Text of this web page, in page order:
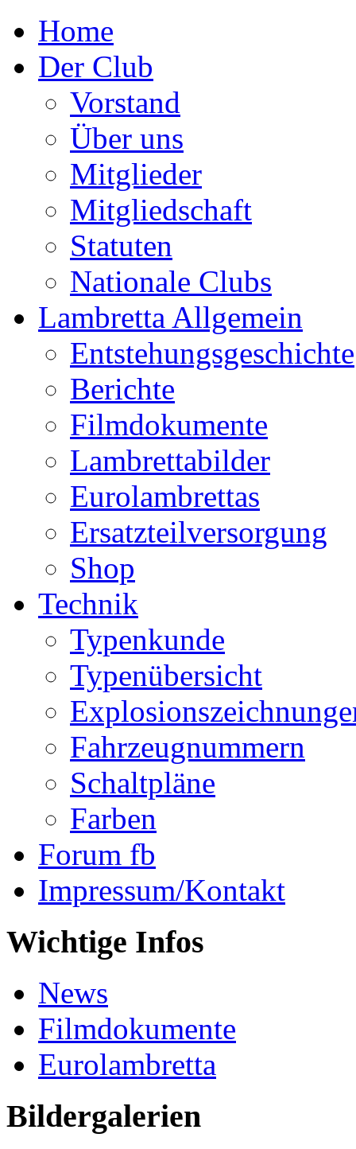
Home
Der Club
Vorstand
Über uns
Mitglieder
Mitgliedschaft
Statuten
Nationale Clubs
Lambretta Allgemein
Entstehungsgeschichte
Berichte
Filmdokumente
Lambrettabilder
Eurolambrettas
Ersatzteilversorgung
Shop
Technik
Typenkunde
Typenübersicht
Fahrzeugnummern
Schaltpläne
Farben
Forum fb
Impressum/Kontakt
Wichtige Infos
News
Filmdokumente
Eurolambretta
Bildergalerien